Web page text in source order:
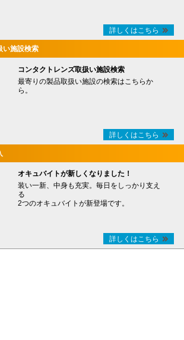
詳しくはこちら
い施設検索
コンタクトレンズ取扱い施設検索
最寄りの製品取扱い施設の検索はこちらか
ら。
詳しくはこちら
オキュバイトが新しくなりました！
装い一新、中身も充実。毎日をしっかり支え
る
2つのオキュバイトが新登場です。
詳しくはこちら